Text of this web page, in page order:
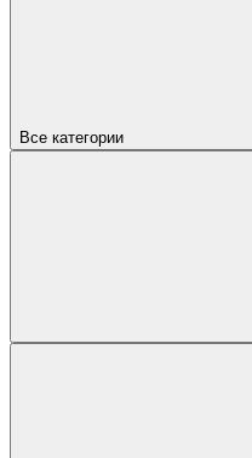
Все категории